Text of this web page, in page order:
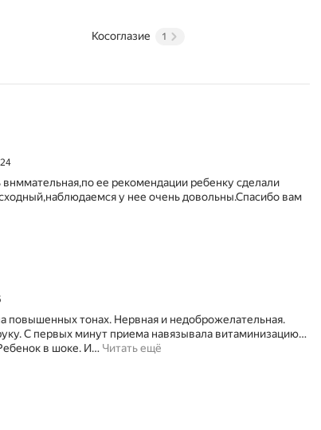
Косоглазие 1
ее рекомендации ребенку сделали
у нее очень довольны.Спасибо вам
повышенных тонах. Нервная и недоброжелательная.
С первых минут приема навязывала витаминизацию…
в шоке. И… Читать ещё